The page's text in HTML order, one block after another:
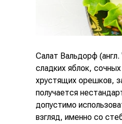
Салат Вальдорф (англ.
сладких яблок,
хрустящих орешков,
получается
допустимо
взгляд, именно со